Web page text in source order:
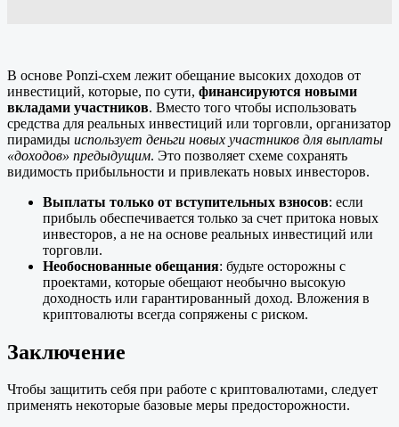
В основе Ponzi-схем лежит обещание высоких доходов от
инвестиций, которые, по сути, финансируются новыми
вкладами участников. Вместо того чтобы использовать
средства для реальных инвестиций или торговли, организатор
пирамиды использует деньги новых участников для выплаты
«доходов» предыдущим. Это позволяет схеме сохранять
видимость прибыльности и привлекать новых инвесторов.
Выплаты только от вступительных взносов: если
прибыль обеспечивается только за счет притока новых
инвесторов, а не на основе реальных инвестиций или
торговли.
Необоснованные обещания: будьте осторожны с
проектами, которые обещают необычно высокую
доходность или гарантированный доход. Вложения в
криптовалюты всегда сопряжены с риском.
Заключение
Чтобы защитить себя при работе с криптовалютами, следует
применять некоторые базовые меры предосторожности.